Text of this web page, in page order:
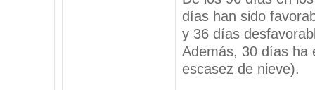
días han sido
y 36 días
Además, 30 días ha
escasez de nieve).